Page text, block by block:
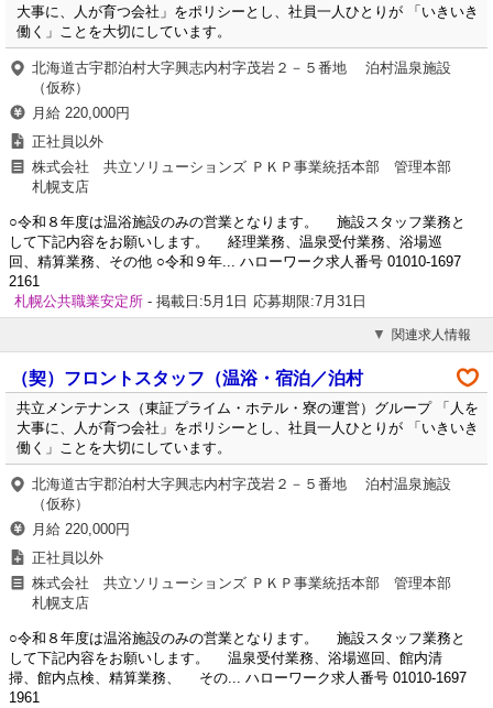
大事に、人が育つ会社」をポリシーとし、社員一人ひとりが 「いきいき
働く」ことを大切にしています。
北海道古宇郡泊村大字興志内村字茂岩２－５番地 泊村温泉施設
（仮称）
月給 220,000円
正社員以外
株式会社 共立ソリューションズ ＰＫＰ事業統括本部 管理本部
札幌支店
○令和８年度は温浴施設のみの営業となります。 施設スタッフ業務と
して下記内容をお願いします。 経理業務、温泉受付業務、浴場巡
回、精算業務、その他 ○令和９年... ハローワーク求人番号 01010-1697
2161
札幌公共職業安定所 - 掲載日:5月1日 応募期限:7月31日
関連求人情報
（契）フロントスタッフ（温浴・宿泊／泊村
共立メンテナンス（東証プライム・ホテル・寮の運営）グループ 「人を
大事に、人が育つ会社」をポリシーとし、社員一人ひとりが 「いきいき
働く」ことを大切にしています。
北海道古宇郡泊村大字興志内村字茂岩２－５番地 泊村温泉施設
（仮称）
月給 220,000円
正社員以外
株式会社 共立ソリューションズ ＰＫＰ事業統括本部 管理本部
札幌支店
○令和８年度は温浴施設のみの営業となります。 施設スタッフ業務と
して下記内容をお願いします。 温泉受付業務、浴場巡回、館内清
掃、館内点検、精算業務、 その... ハローワーク求人番号 01010-1697
1961